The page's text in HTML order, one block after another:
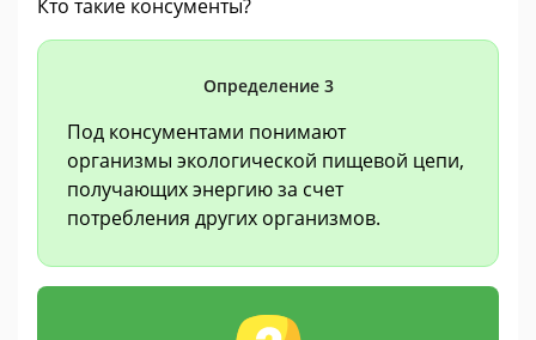
Кто такие консументы?
Определение 3
Под консументами понимают
организмы экологической пищевой цепи,
получающих энергию за счет
потребления других организмов.